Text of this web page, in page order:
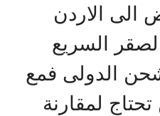
الاردن
السريع
الدولى فمع
لمقارنة